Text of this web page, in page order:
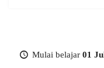
Mulai belajar 01